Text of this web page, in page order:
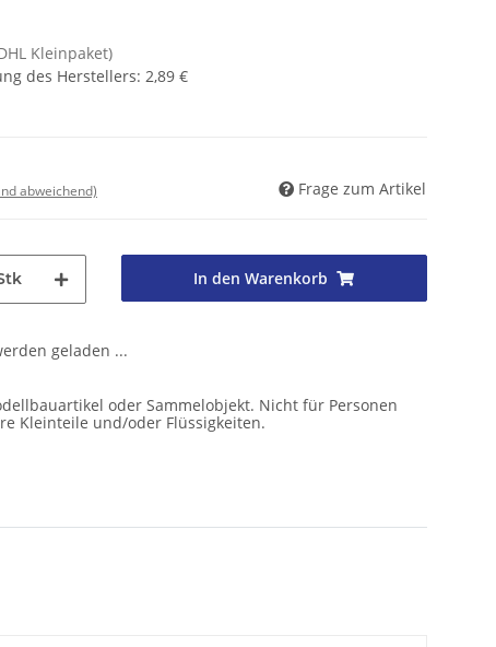
Kleinpaket)
des Herstellers: 2,89 €
abweichend) Frage zum Artikel
In den Warenkorb
geladen ...
oder Sammelobjekt. Nicht für Personen
Kleinteile und/oder Flüssigkeiten.